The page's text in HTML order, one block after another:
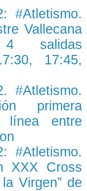
#Atletismo.
Vallecana
4 salidas
17:45,
#Atletismo.
primera
línea entre
#Atletismo.
XXX Cross
Virgen” de